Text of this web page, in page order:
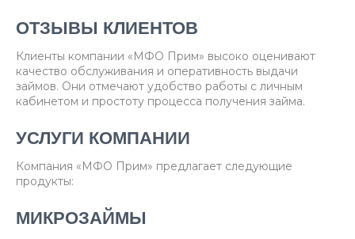
ОТЗЫВЫ КЛИЕНТОВ
Клиенты компании «МФО Прим» высоко оценивают
качество обслуживания и оперативность выдачи
займов. Они отмечают удобство работы с личным
кабинетом и простоту процесса получения займа.
УСЛУГИ КОМПАНИИ
Компания «МФО Прим» предлагает следующие
продукты:
МИКРОЗАЙМЫ